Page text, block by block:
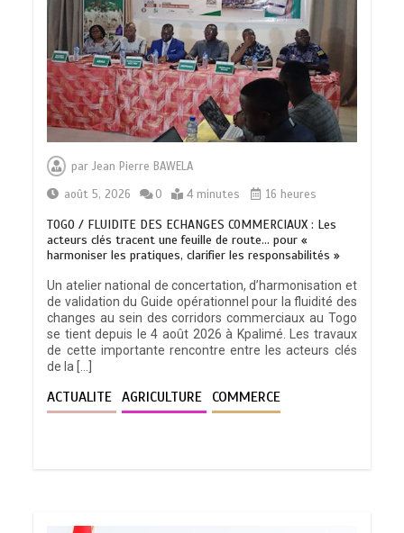
parJean Pierre BAWELA
août 5, 2026
0 4 minutes 16 heures
TOGO / FLUIDITE DES ECHANGES COMMERCIAUX : Les
acteurs clés tracent une feuille de route… pour «
harmoniser les pratiques, clarifier les responsabilités »
Un atelier national de concertation, d’harmonisation et
de validation du Guide opérationnel pour la fluidité des
changes au sein des corridors commerciaux au Togo
se tient depuis le 4 août 2026 à Kpalimé. Les travaux
de cette importante rencontre entre les acteurs clés
de la […]
ACTUALITE AGRICULTURE COMMERCE